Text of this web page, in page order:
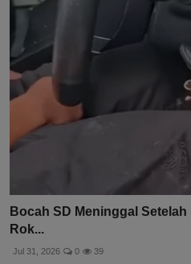
Bocah SD Meninggal
Rok...
Jul 31, 2026 0 39